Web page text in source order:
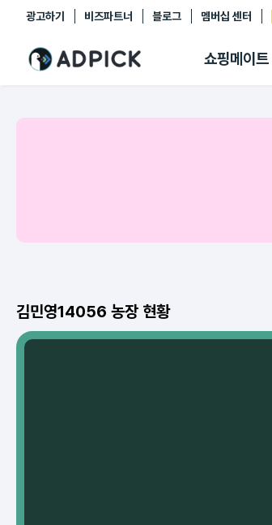
광고하기 비즈파트너 블로그 멤버십 센터
쇼핑메이트
추천상품
쇼핑 에이전트
링크관리
김민영14056 농장 현황